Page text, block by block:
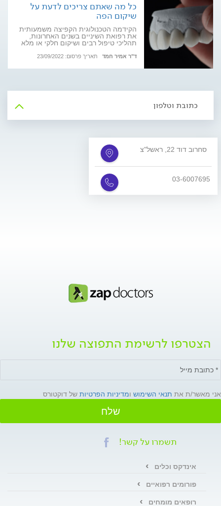
כל מה שאתם צריכים לדעת על
שיקום הפה
הקידמה הטכנולוגית הקפיצה משמעותית
את רפואת השיניים בשנים האחרונות,
תהליכי טיפול רבים ושיקום חלקי או מלא
מענה מהיר ואיכותי למטופלים. ד"ר אמיר
בראשל"צ ובמגדל העמק, מסביר כיצד
ד"ר אמיר חמד תאריך פרסום: 23/09/2022
כתובת וטלפון
סחרוב דוד 22, ראשל"צ
03-6007695
הצטרפו לרשימת התפוצה שלנו
אני מאשר/ת את תנאי השימוש ומדיניות הפרטיות של דוקטורס
שלח
תשמרו על קשר!
אינדקס וכלים
פורומים רפואיים
רופאים מומחים